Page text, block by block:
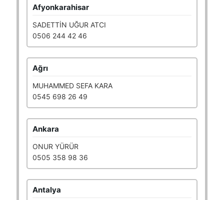
Afyonkarahisar
SADETTİN UĞUR ATCI
0506 244 42 46
Ağrı
MUHAMMED SEFA KARA
0545 698 26 49
Ankara
ONUR YÜRÜR
0505 358 98 36
Antalya